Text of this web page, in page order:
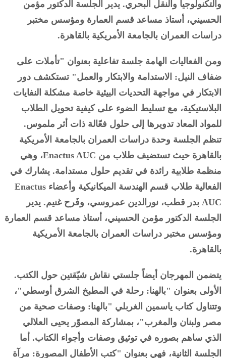
والتكنولوجيا والنقل البحري. يدير الجلسة الدكتور مؤمن
الحسيني، أستاذ مساعد قسم العمارة ومؤسس مختبر
دراسات العمران بالجامعة الأمريكية بالقاهرة.
ومن الفعاليات الهامة جلسة تفاعلية بعنوان "تأملات على
ضفاف النيل: الاستدامة والابتكار والعمل" تستكشف دور
الابتكار في مواجهة التحديات البيئية خاصة مشكلة النفايات
البلاستيكية، مع تسليط الضوء على كيفية تحويل الطلاب
للمواد المعاد تدويرها إلى حلول فعّالة ذات أثر ملموس.
تنظم الجلسة وحدة دراسات العمران بالجامعة الأمريكية
بالقاهرة حيث تستضيف طلاب من Enactus AUC، وهي
منظمة طلابية رائدة في تقديم حلول مستدامة. يشارك في
الفعالية طلاب قسم الهندسة الميكانيكية وأعضاء Enactus
AUC بدر قطب، نورالدين عمروسي، وفَرح غنيم. يدير
الجلسة الدكتور مؤمن الحسيني، أستاذ مساعد قسم العمارة
ومؤسس مختبر دراسات العمران بالجامعة الأمريكية
بالقاهرة.
يتضمن المهرجان أيضاً جلستي نقاش شيّقتين حول الكتب.
الأولى بعنوان "بالهنا: رحلة في المطبخ الشرق أوسطي"،
وتتناول كتاب ياسمين الغربلي "بالهنا: وصفات صحية من
مصر ولبنان والمغرب"، بمشاركة المصوّر يحيى العلالي
الذي ساهم بصوره في توثيق وصفات وأجواء الكتاب. أما
الجلسة الثانية، فهي بعنوان "كتب الأطفال المصورة: مرآة